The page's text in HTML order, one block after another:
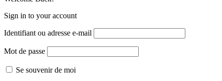
Sign in to your account
Identifiant ou adresse e-mail
Mot de passe
Se souvenir de moi